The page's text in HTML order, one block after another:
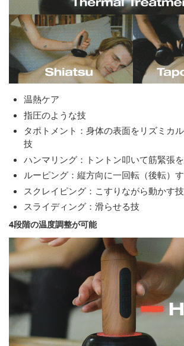
温熱ケア
指圧のような技
タポトメント：身体の表面をリズミカ
技
ハンマリング：トントン叩いて筋緊張
ルーピング：縦方向に一回転（後転）
スクレイピング：こすりながら動かす技
スライディング：滑らせる技
4段階の温度調整が可能